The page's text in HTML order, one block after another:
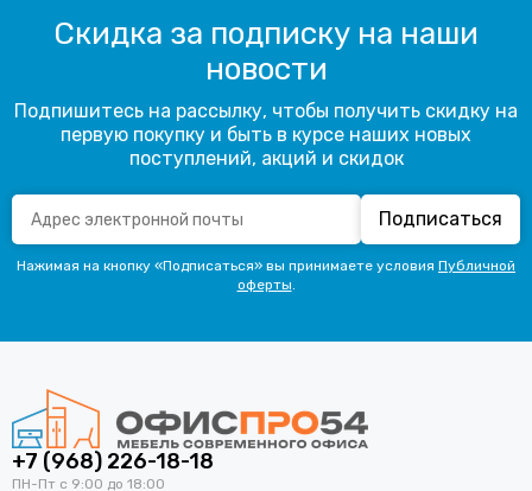
Скидка за подписку на наши
новости
Подпишитесь на рассылку, чтобы получить скидку на
первую покупку и быть в курсе наших новых
поступлений, акций и скидок
Подписаться
Нажимая на кнопку «Подписаться» вы принимаете условия Публичной
оферты.
+7 (968) 226-18-18